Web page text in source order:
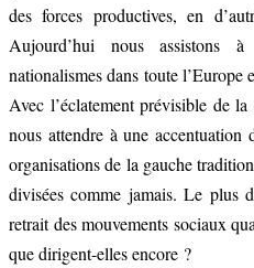
des forces productives, en
Aujourd’hui nous assistons
nationalismes dans toute l’Europe
Avec l’éclatement prévisible de
nous attendre à une accentuation
organisations de la gauche
divisées comme jamais. Le plus
retrait des mouvements sociaux
que dirigent-elles encore ?